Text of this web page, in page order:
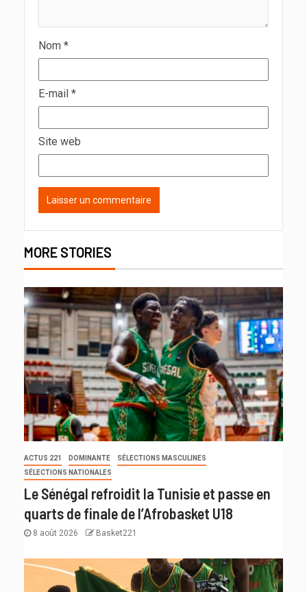
Nom *
E-mail *
Site web
MORE STORIES
ACTUS 221 DOMINANTE
SÉLECTIONS MASCULINES
SÉLECTIONS NATIONALES
Le Sénégal refroidit la Tunisie et passe en
quarts de finale de l’Afrobasket U18
8 août 2026 Basket221